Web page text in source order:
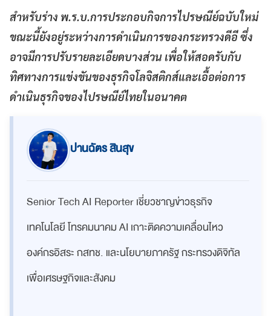
สำหรับร่าง พ.ร.บ.การประกอบกิจการไปรษณีย์ฉบับใหม่
ขณะนี้ยังอยู่ระหว่างการดำเนินการของกระทรวงดีอี ซึ่ง
อาจมีการปรับรายละเอียดบางส่วน เพื่อให้สอดรับกับ
ทิศทางการแข่งขันของธุรกิจโลจิสติกส์และเอื้อต่อการ
ดำเนินธุรกิจของไปรษณีย์ไทยในอนาคต
ปานฉัตร สินสุข
Senior Tech AI Reporter เชี่ยวชาญข่าวธุรกิจ
เทคโนโลยี โทรคมนาคม AI เกาะติดความเคลื่อนไหว
องค์กรอิสระ กสทช. และนโยบายภาครัฐ กระทรวงดิจิทัล
เพื่อเศรษฐกิจและสังคม